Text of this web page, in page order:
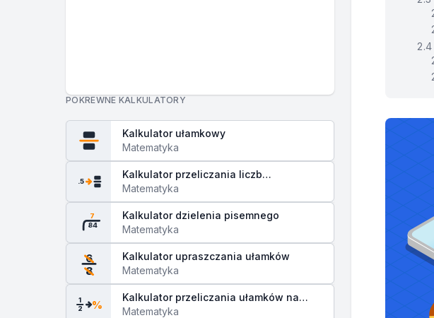
POKREWNE KALKULATORY
Kalkulator ułamkowy
Matematyka
.5
Kalkulator przeliczania liczb
dziesiętnych na ułamki
Matematyka
84
7
Kalkulator dzielenia pisemnego
Matematyka
6
8
Kalkulator upraszczania ułamków
Matematyka
1
2 %
Kalkulator przeliczania ułamków na
procenty
Matematyka